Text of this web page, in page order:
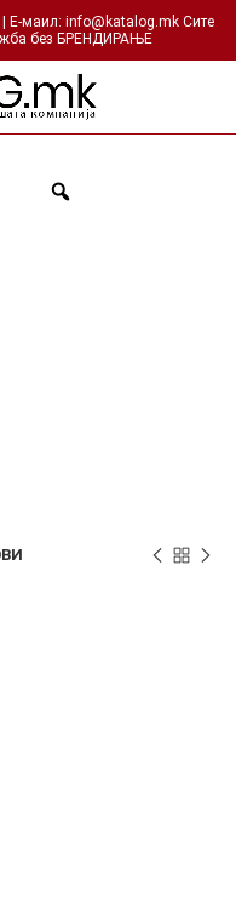
Е-маил: info@katalog.mk Сите
без БРЕНДИРАЊЕ